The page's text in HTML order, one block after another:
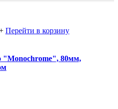
Перейти в корзину
"Monochrome", 80мм,